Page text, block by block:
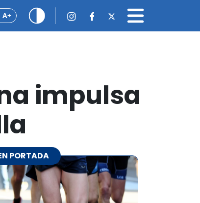
A+
impulsa
PORTADA